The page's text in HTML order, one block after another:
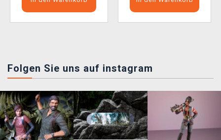
Folgen Sie uns auf instagram